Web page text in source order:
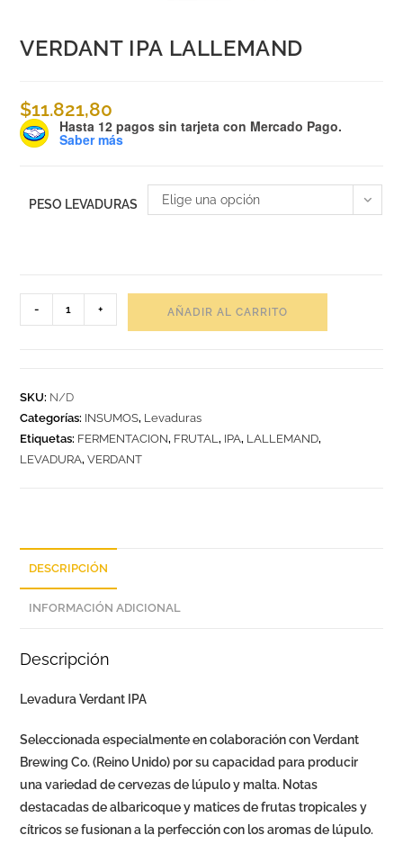
VERDANT IPA LALLEMAND
$11.821,80
Hasta 12 pagos sin tarjeta con Mercado Pago.
Saber más
PESO LEVADURAS Elige una opción
- + AÑADIR AL CARRITO
SKU: N/D
Categorías: INSUMOS, Levaduras
Etiquetas: FERMENTACION, FRUTAL, IPA, LALLEMAND,
LEVADURA,VERDANT
DESCRIPCIÓN
INFORMACIÓN ADICIONAL
Descripción
Levadura Verdant IPA
Seleccionada especialmente en colaboración con Verdant
Brewing Co. (Reino Unido) por su capacidad para producir
una variedad de cervezas de lúpulo y malta. Notas
destacadas de albaricoque y matices de frutas tropicales y
cítricos se fusionan a la perfección con los aromas de lúpulo.